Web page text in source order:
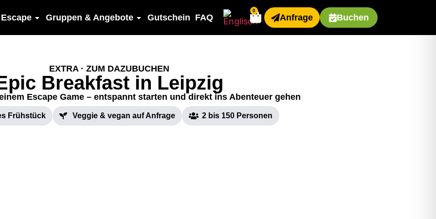
Gruppen & Angebote Gutschein FAQ
0
Anfrage Buchen
EXTRA · ZUM DAZUBUCHEN
Breakfast in Leipzig
Escape Game – entspannt starten und direkt ins Abenteuer gehen
Frühstück Veggie & vegan auf Anfrage 2 bis 150 Personen